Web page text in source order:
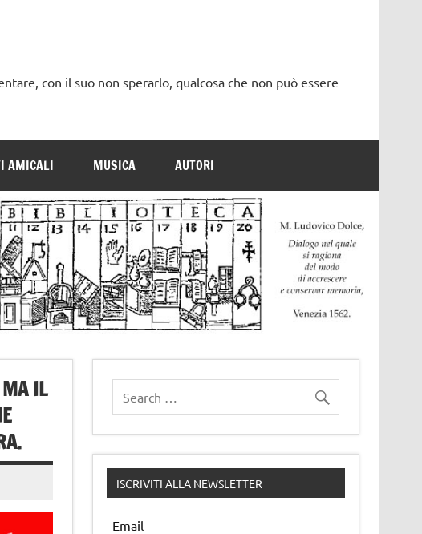
con il suo non sperarlo, qualcosa che non può essere
AMICALI MUSICA AUTORI
MA IL
ISCRIVITI ALLA NEWSLETTER
Email